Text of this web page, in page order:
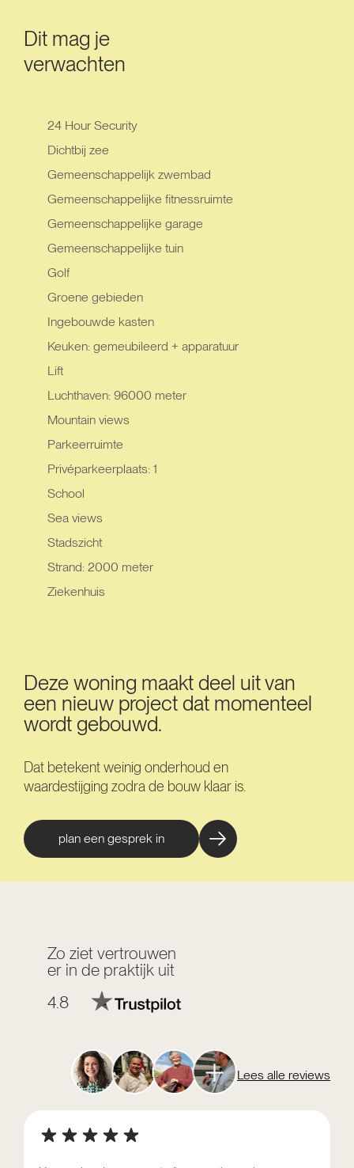
Dit mag je
verwachten
24 Hour Security
Dichtbij zee
Gemeenschappelijk zwembad
Gemeenschappelijke fitnessruimte
Gemeenschappelijke garage
Gemeenschappelijke tuin
Golf
Groene gebieden
Ingebouwde kasten
Keuken: gemeubileerd + apparatuur
Lift
Luchthaven: 96000 meter
Mountain views
Parkeerruimte
Privéparkeerplaats: 1
School
Sea views
Stadszicht
Strand: 2000 meter
Ziekenhuis
Deze woning maakt deel uit van
een nieuw project dat momenteel
wordt gebouwd.
Dat betekent weinig onderhoud en
waardestijging zodra de bouw klaar is.
plan een gesprek in
Zo ziet vertrouwen
er in de praktijk uit
4.8
Lees alle reviews